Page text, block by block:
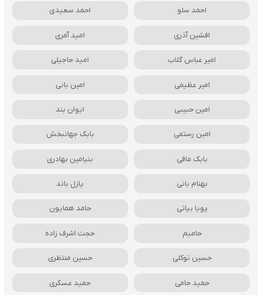
احمد سلو احمد سعیدی
افشین آذری امید آمری
امیر عباس گلاب امید حاجیلی
امیر عظیمی امین بانی
امین حبیبی ایوان بند
امین رستمی بابک جهانبخش
بابک مافی بنیامین بهادری
بهنام بانی پازل باند
پویا بیاتی حامد همایون
حامیم حجت اشرف زاده
حسین توکلی حسین منتظری
حمید حامی حمید عسکری